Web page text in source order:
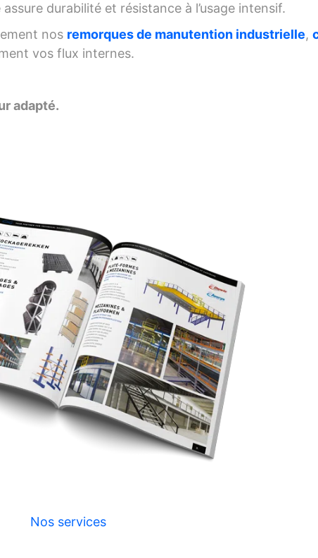
durabilité et résistance à l’usage intensif.
nos remorques de manutention industrielle,
vos flux internes.
adapté.
Nos services